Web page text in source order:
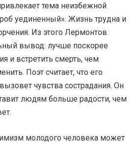
тема неизбежной
уединенный». Жизнь трудна и
Из этого Лермонтов
вывод: лучше поскорее
и встретить смерть, чем
Поэт считает, что его
чувства сострадания. Он
людям больше радости, чем
молодого человека может